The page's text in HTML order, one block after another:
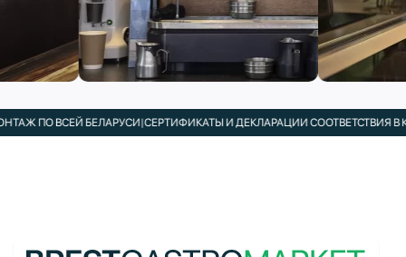
БЕЛАРУСИ|СЕРТИФИКАТЫ И ДЕКЛАРАЦИИ СООТВЕТСТВИЯ В